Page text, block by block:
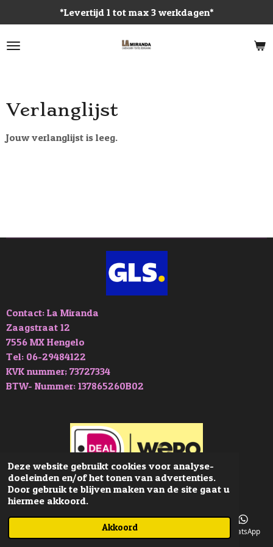
Deze website gebruikt cookies voor analyse-
doeleinden en/of het tonen van advertenties.
Door gebruik te blijven maken van de site gaat u
hiermee akkoord.
Akkoord
direct
naar
*Levertijd 1 tot max 3 werkdagen*
Verlanglijst
Jouw verlanglijst is leeg.
Contact: La Miranda
Zaagstraat 12
7556 MX Hengelo
Tel: 06-29484122
KVK nummer; 73727334
BTW- Nummer: 137865260B02
© 2019 - 2026 La-Miranda
Telefoonnummer WhatsApp